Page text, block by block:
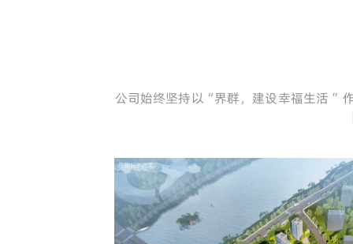
公司始终坚持以“界群，建设幸福生活 ”